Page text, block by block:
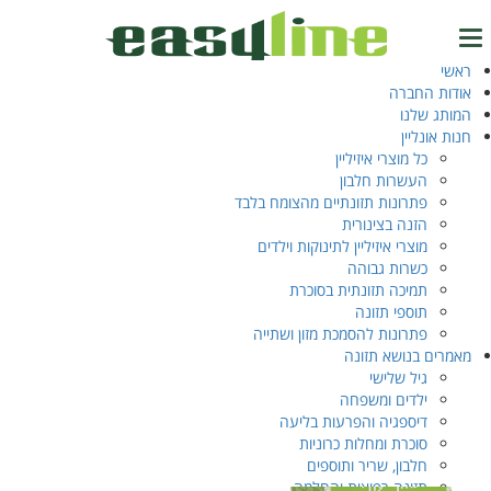
טל. 04-6327777
התחברות EN
עמוד הבית / מוצרים המתויגים “containing nutritional fibers”
containing nutritional
fibers
מציג תוצאה אחת
ראשי
אודות החברה
המותג שלנו
חנות אונליין
כל מוצרי איזיליין
העשרות חלבון
פתרונות תזונתיים מהצומח בלבד
הזנה בצינורית
מוצרי איזיליין לתינוקות וילדים
כשרות גבוהה
תמיכה תזונתית בסוכרת
תוספי תזונה
פתרונות להסמכת מזון ושתייה
מאמרים בנושא תזונה
גיל שלישי
ילדים ומשפחה
דיספגיה והפרעות בליעה
סוכרת ומחלות כרוניות
חלבון, שריר ותוספים